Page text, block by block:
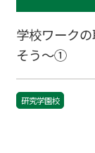
学校ワーク
そう～①
研究学園校